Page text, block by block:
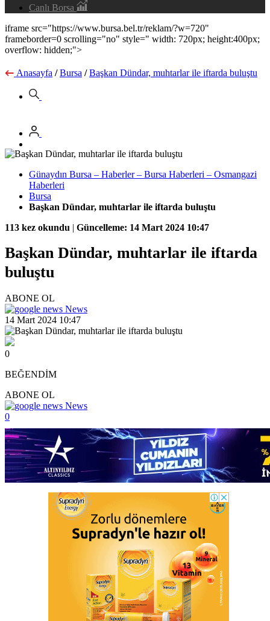
Canlı Borsa
iframe src="https://www.bursa.bel.tr/reklam/?w=720"
frameborder=0 scrolling="no" style=" width: 720px; height:400px;
overflow: hidden;">
Anasayfa / Bursa / Başkan Dündar, muhtarlar ile iftarda buluştu
Günaydın Bursa – Haberler – Bursa Haberleri – Osmangazi
Haberleri
Bursa
Başkan Dündar, muhtarlar ile iftarda buluştu
113 kez okundu | Güncelleme: 14 Mart 2024 10:47
Başkan Dündar, muhtarlar ile iftarda
buluştu
ABONE OL
News
14 Mart 2024 10:47
0
BEĞENDİM
ABONE OL
News
0